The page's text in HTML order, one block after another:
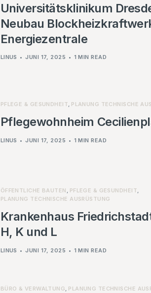
Universitätsklinikum
Neubau
Energiezentrale
LINUS JUNI 17, 2025 1 MIN READ
PFLEGE & GESUNDHEIT, PLANUNG TECHNISCHE
Pflegewohnheim
LINUS JUNI 17, 2025 1 MIN READ
ÖFFENTLICHE BAUTEN , PFLEGE & GESUNDHEIT,
PLANUNG TECHNISCHE AUSRÜSTUNG
Krankenhaus
H, K und L
LINUS JUNI 17, 2025 1 MIN READ
BÜRO & VERWALTUNG, PLANUNG TECHNISCHE